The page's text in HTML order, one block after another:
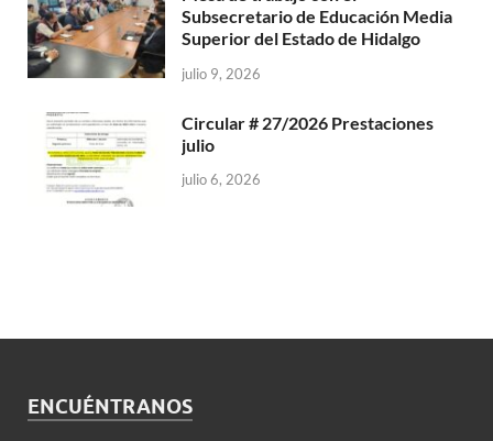
Subsecretario de Educación Media
Superior del Estado de Hidalgo
julio 9, 2026
Circular # 27/2026 Prestaciones
julio
julio 6, 2026
ENCUÉNTRANOS